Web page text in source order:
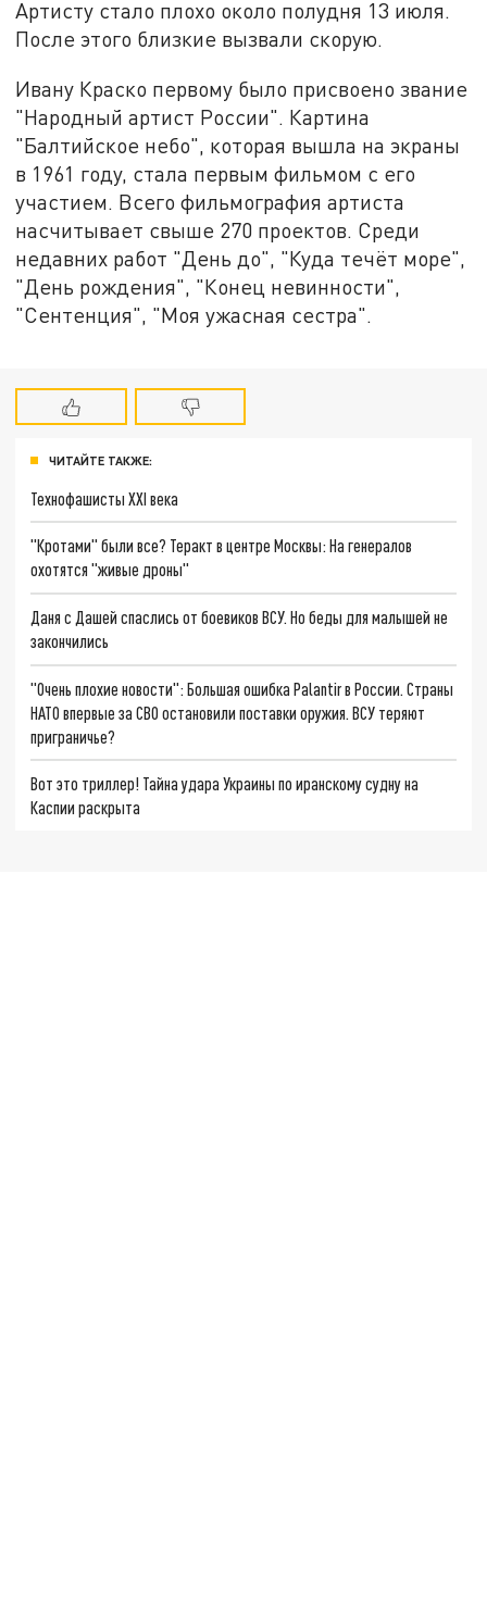
Артисту стало плохо около полудня 13 июля.
После этого близкие вызвали скорую.
Ивану Краско первому было присвоено звание
"Народный артист России". Картина
"Балтийское небо", которая вышла на экраны
в 1961 году, стала первым фильмом с его
участием. Всего фильмография артиста
насчитывает свыше 270 проектов. Среди
недавних работ "День до", "Куда течёт море",
"День рождения", "Конец невинности",
"Сентенция", "Моя ужасная сестра".
ЧИТАЙТЕ ТАКЖЕ:
Технофашисты XXI века
"Кротами" были все? Теракт в центре Москвы: На генералов
охотятся "живые дроны"
Даня с Дашей спаслись от боевиков ВСУ. Но беды для малышей не
закончились
"Очень плохие новости": Большая ошибка Palantir в России. Страны
НАТО впервые за СВО остановили поставки оружия. ВСУ теряют
приграничье?
Вот это триллер! Тайна удара Украины по иранскому судну на
Каспии раскрыта